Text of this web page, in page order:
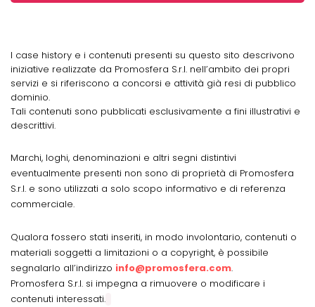
I case history e i contenuti presenti su questo sito descrivono
iniziative realizzate da Promosfera S.r.l. nell’ambito dei propri
servizi e si riferiscono a concorsi e attività già resi di pubblico
dominio.
Tali contenuti sono pubblicati esclusivamente a fini illustrativi e
descrittivi.
Marchi, loghi, denominazioni e altri segni distintivi
eventualmente presenti non sono di proprietà di Promosfera
S.r.l. e sono utilizzati a solo scopo informativo e di referenza
commerciale.
Qualora fossero stati inseriti, in modo involontario, contenuti o
materiali soggetti a limitazioni o a copyright, è possibile
segnalarlo all’indirizzo info@promosfera.com.
Promosfera S.r.l. si impegna a rimuovere o modificare i
contenuti interessati.